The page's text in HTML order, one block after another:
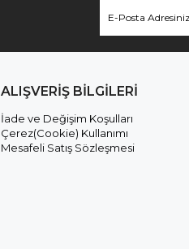
ALIŞVERİŞ BİLGİLERİ
İade ve Değişim Koşulları
Çerez(Cookie) Kullanımı
Mesafeli Satış Sözleşmesi